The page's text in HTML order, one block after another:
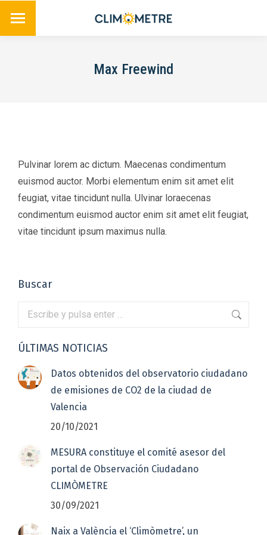
Max Freewind
Pulvinar lorem ac dictum. Maecenas condimentum
euismod auctor. Morbi elementum enim sit amet elit
feugiat, vitae tincidunt nulla. Ulvinar loraecenas
condimentum euismod auctor enim sit amet elit feugiat,
vitae tincidunt ipsum maximus nulla.
Buscar
Buscar:
ÚLTIMAS NOTICIAS
Datos obtenidos del observatorio ciudadano
de emisiones de CO2 de la ciudad de
Valencia
20/10/2021
MESURA constituye el comité asesor del
portal de Observación Ciudadano
CLIMÒMETRE
30/09/2021
Naix a València el ‘Climòmetre’, un